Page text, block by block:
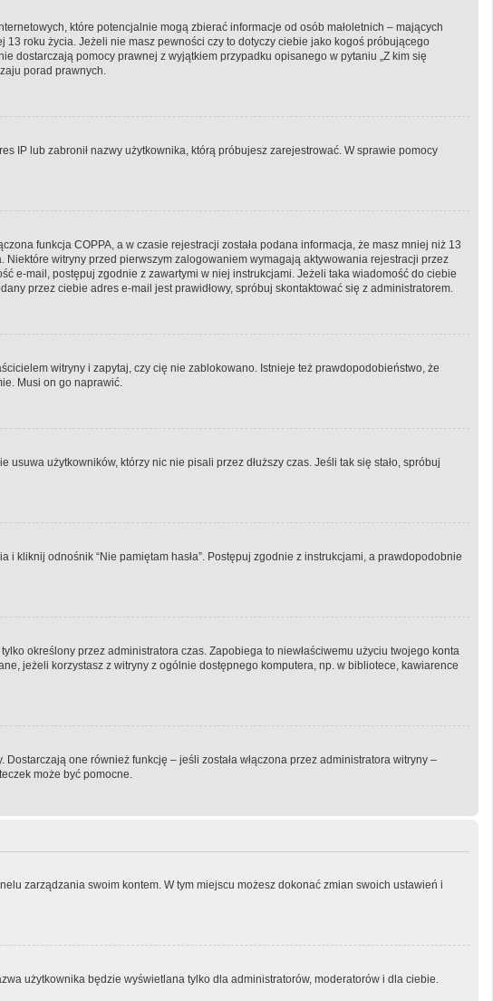
które potencjalnie mogą zbierać informacje od osób małoletnich – mających
roku życia. Jeżeli nie masz pewności czy to dotyczy ciebie jako kogoś próbującego
dostarczają pomocy prawnej z wyjątkiem przypadku opisanego w pytaniu „Z kim się
porad prawnych.
IP lub zabronił nazwy użytkownika, którą próbujesz zarejestrować. W sprawie pomocy
funkcja COPPA, a w czasie rejestracji została podana informacja, że masz mniej niż 13
Niektóre witryny przed pierwszym zalogowaniem wymagają aktywowania rejestracji przez
e-mail, postępuj zgodnie z zawartymi w niej instrukcjami. Jeżeli taka wiadomość do ciebie
przez ciebie adres e-mail jest prawidłowy, spróbuj skontaktować się z administratorem.
witryny i zapytaj, czy cię nie zablokowano. Istnieje też prawdopodobieństwo, że
Musi on go naprawić.
użytkowników, którzy nic nie pisali przez dłuższy czas. Jeśli tak się stało, spróbuj
kliknij odnośnik “Nie pamiętam hasła”. Postępuj zgodnie z instrukcjami, a prawdopodobnie
określony przez administratora czas. Zapobiega to niewłaściwemu użyciu twojego konta
jeżeli korzystasz z witryny z ogólnie dostępnego komputera, np. w bibliotece, kawiarence
one również funkcję – jeśli została włączona przez administratora witryny –
może być pomocne.
zarządzania swoim kontem. W tym miejscu możesz dokonać zmian swoich ustawień i
użytkownika będzie wyświetlana tylko dla administratorów, moderatorów i dla ciebie.